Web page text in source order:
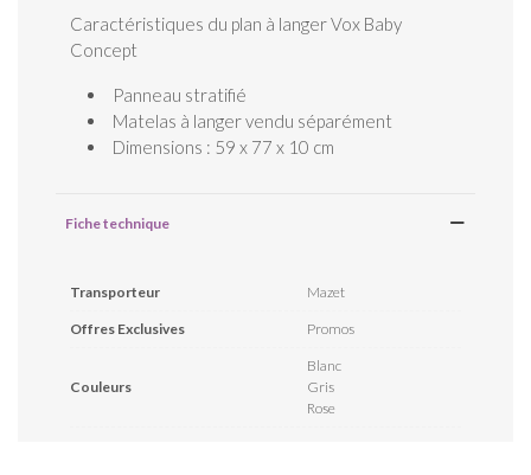
Caractéristiques du plan à langer Vox Baby
Concept
Panneau stratifié
Matelas à langer vendu séparément
Dimensions : 59 x 77 x 10 cm
Fiche technique
Transporteur Mazet
Offres Exclusives Promos
Couleurs
Blanc
Gris
Rose